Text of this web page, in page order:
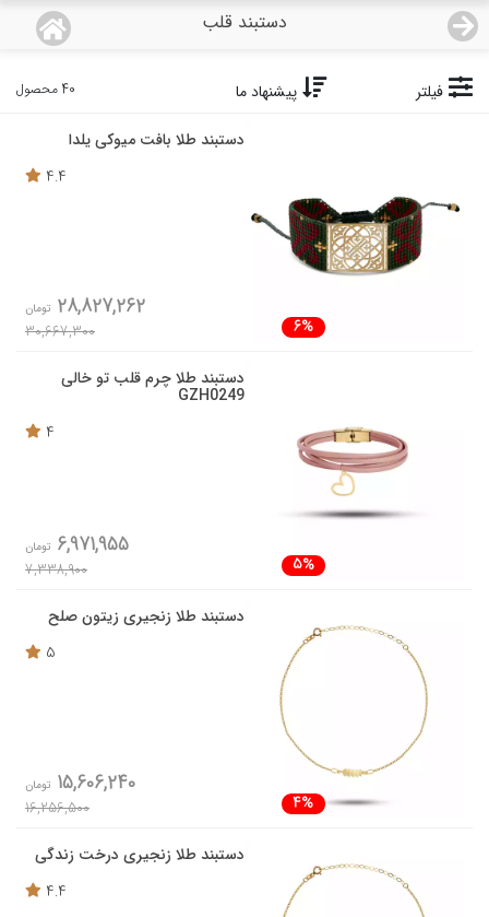
دستبند قلب
منو
نمایندگی ها
تماس با ما
فیلتر پیشنهاد ما 40 محصول
دستبند طلا بافت میوکی یلدا
4.4
6%
28,827,262 تومان
30,667,300
دستبند طلا چرم قلب تو خالی
GZH0249
4
5%
6,971,955 تومان
7,338,900
دستبند طلا زنجیری زیتون صلح
5
4%
15,606,240 تومان
16,256,500
دستبند طلا زنجیری درخت زندگی
4.4